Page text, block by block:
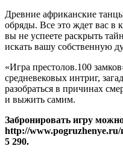
Древние африканские
обряды. Все это ждет вас в
вы не успеете раскрыть
искать вашу собственную
«Игра престолов.100
средневековых интриг,
разобраться в причинах
и выжить самим.
Забронировать игру
http://www.pogruzhenye.ru/
5 290.